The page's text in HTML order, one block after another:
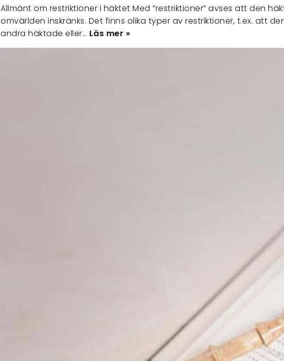
Allmänt om restriktioner i häktet Med ”restriktioner” avses att den
omvärlden inskränks. Det finns olika typer av restriktioner, t.ex. att
andra häktade eller… Läs mer »